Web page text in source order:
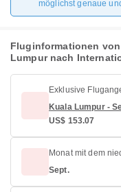
möglichst genaue
Fluginformationen
Lumpur nach
Exklusive
Kuala Lumpur -
US$ 153.07
Monat mit dem
Sept.